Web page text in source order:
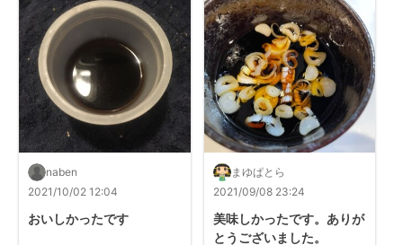
naben
2021/10/02 12:04
おいしかったです
まゆぱとら
2021/09/08 23:24
美味しかったです。ありが
とうございました。